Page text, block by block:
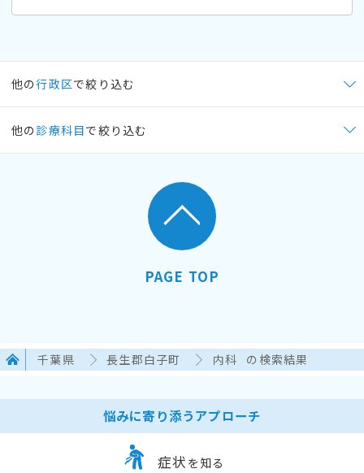
他の行政区で絞り込む
他の 診療科目で絞り込む
PAGE TOP
千葉県 長生郡白子町 内科 の検索結果
悩みに寄り添うアプローチ
症状 を知る